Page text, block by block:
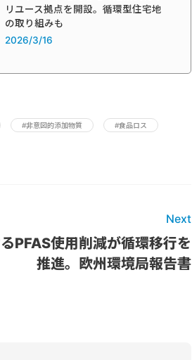
リユース拠点を開設。循環型住宅地
の取り組みも
2026/3/16
#非意図的添加物質 #食品ロス
Next
PFAS使用削減が循環移行を
推進。欧州環境局報告書